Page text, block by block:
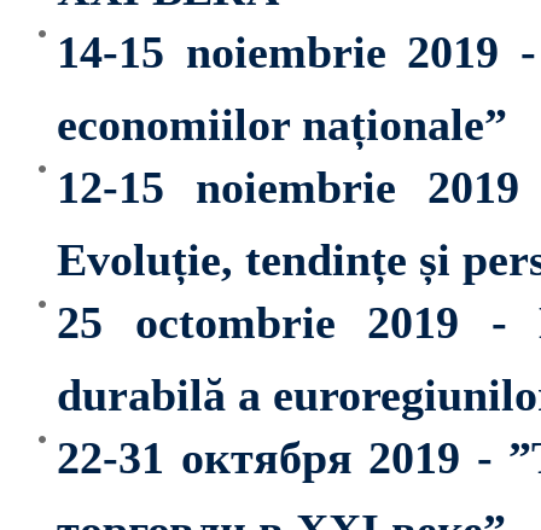
14-15 noiembrie
economiilor naționale”
12-15 noiembrie
Evoluție, tendințe și
25 octombrie 2019 -
durabilă a
22-31 октября 2019 -